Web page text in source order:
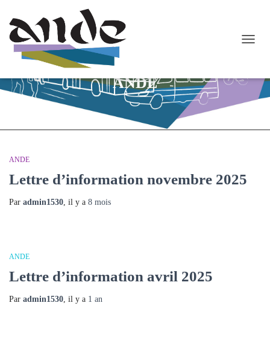
ANDE
ANDE
Lettre d’information novembre 2025
Par admin1530, il y a 8 mois
ANDE
Lettre d’information avril 2025
Par admin1530, il y a 1 an